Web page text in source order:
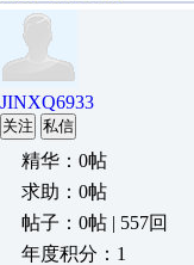
JINXQ6933
关注 私信
精华：0帖
求助：0帖
帖子：0帖 | 557回
年度积分：1